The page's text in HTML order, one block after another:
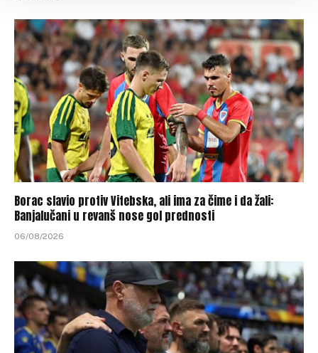
Borac slavio protiv Vitebska, ali ima za čime i da žali:
Banjalučani u revanš nose gol prednosti
06/08/2026